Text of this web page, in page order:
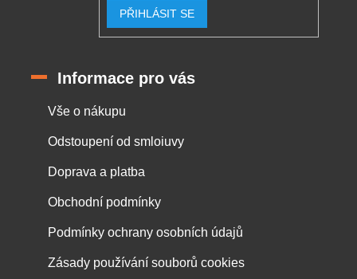
PŘIHLÁSIT SE
Informace pro vás
Vše o nákupu
Odstoupení od smloiuvy
Doprava a platba
Obchodní podmínky
Podmínky ochrany osobních údajů
Zásady používání souborů cookies